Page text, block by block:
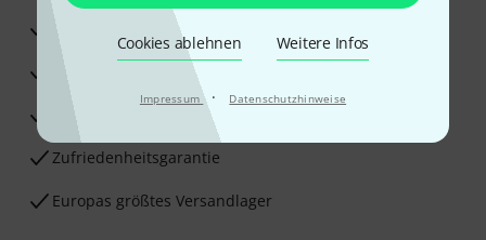
Cookies ablehnen Weitere Infos
Impressum · Datenschutzhinweise
30 Tage Money-Back-Garantie
Beratung durch Fachexperten
Zufriedenheitsgarantie
Europas größtes Versandlager